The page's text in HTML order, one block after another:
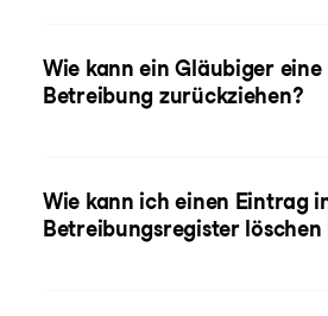
Wie kann ein Gläubiger eine
Betreibung zurückziehen?
Wie kann ich einen Eintrag
Betreibungsregister löschen